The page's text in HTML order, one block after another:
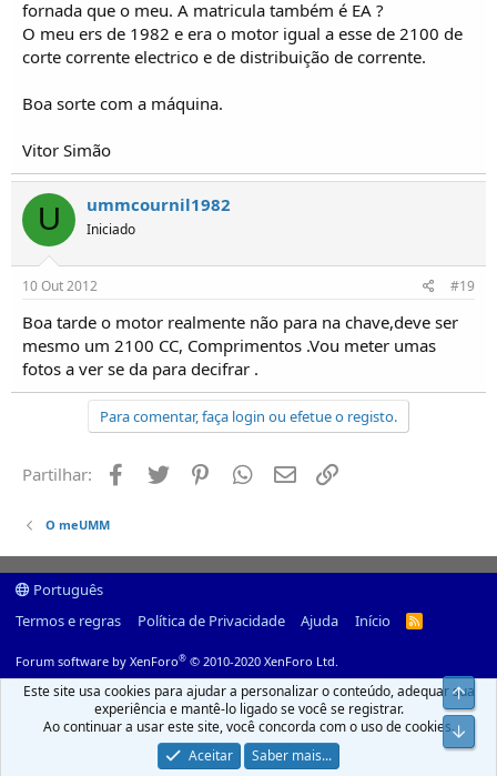
fornada que o meu. A matricula também é EA ?
O meu ers de 1982 e era o motor igual a esse de 2100 de
corte corrente electrico e de distribuição de corrente.
Boa sorte com a máquina.
Vitor Simão
U ummcournil1982
Iniciado
10 Out 2012 #19
Boa tarde o motor realmente não para na chave,deve ser
mesmo um 2100 CC, Comprimentos .Vou meter umas
fotos a ver se da para decifrar .
Para comentar, faça login ou efetue o registo.
Partilhar: Facebook
Twitter PinterestWhatsapp
Email
O meUMM
Português
Termos e regras
Política de Privacidade Ajuda Início
R
Forum software by XenForo® © 2010-2020 XenForo Ltd.
Este site usa cookies para ajudar a personalizar o conteúdo, adequar sua
experiência e mantê-lo ligado se você se registrar.
Ao continuar a usar este site, você concorda com o uso de cookies.
Aceitar
Saber mais...
Top